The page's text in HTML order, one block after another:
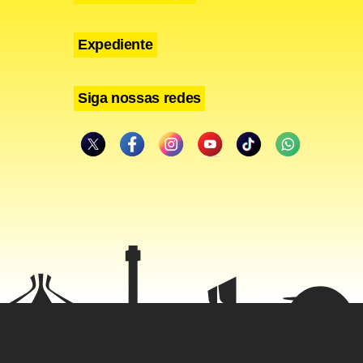
Expediente
Siga nossas redes